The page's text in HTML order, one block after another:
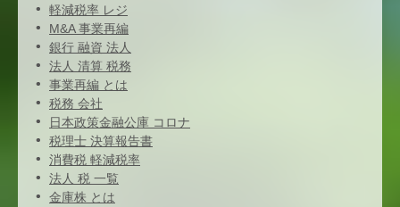
軽減税率 レジ
M&A 事業再編
銀行 融資 法人
法人 清算 税務
事業再編 とは
税務 会社
日本政策金融公庫 コロナ
税理士 決算報告書
消費税 軽減税率
法人 税 一覧
金庫株 とは